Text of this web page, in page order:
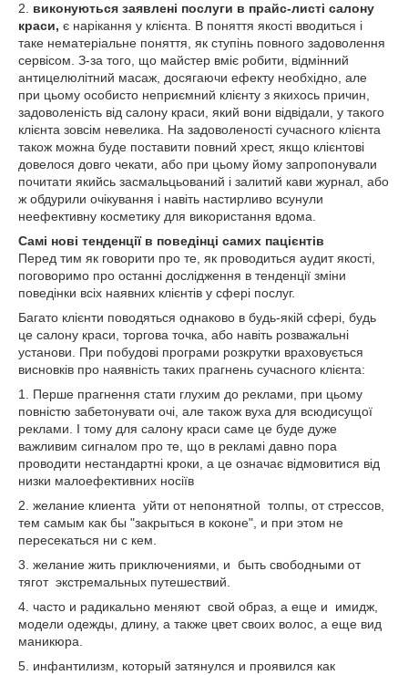
2. виконуються заявлені послуги в прайс-листі салону
краси, є нарікання у клієнта. В поняття якості вводиться і
таке нематеріальне поняття, як ступінь повного задоволення
сервісом. З-за того, що майстер вміє робити, відмінний
антицелюлітний масаж, досягаючи ефекту необхідно, але
при цьому особисто неприємний клієнту з якихось причин,
задоволеність від салону краси, який вони відвідали, у такого
клієнта зовсім невелика. На задоволеності сучасного клієнта
також можна буде поставити повний хрест, якщо клієнтові
довелося довго чекати, або при цьому йому запропонували
почитати якийсь засмальцьований і залитий кави журнал, або
ж обдурили очікування і навіть настирливо всунули
неефективну косметику для використання вдома.
Самі нові тенденції в поведінці самих пацієнтів
Перед тим як говорити про те, як проводиться аудит якості,
поговоримо про останні дослідження в тенденції зміни
поведінки всіх наявних клієнтів у сфері послуг.
Багато клієнти поводяться однаково в будь-якій сфері, будь
це салону краси, торгова точка, або навіть розважальні
установи. При побудові програми розкрутки враховується
висновків про наявність таких прагнень сучасного клієнта:
1. Перше прагнення стати глухим до реклами, при цьому
повністю забетонувати очі, але також вуха для всюдисущої
реклами. І тому для салону краси саме це буде дуже
важливим сигналом про те, що в рекламі давно пора
проводити нестандартні кроки, а це означає відмовитися від
низки малоефективних носіїв
2. желание клиента уйти от непонятной толпы, от стрессов,
тем самым как бы "закрыться в коконе", и при этом не
пересекаться ни с кем.
3. желание жить приключениями, и быть свободными от
тягот экстремальных путешествий.
4. часто и радикально меняют свой образ, а еще и имидж,
модели одежды, длину, а также цвет своих волос, а еще вид
маникюра.
5. инфантилизм, который затянулся и проявился как